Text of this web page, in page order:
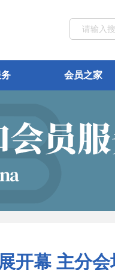
会员之家
开幕 主分